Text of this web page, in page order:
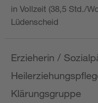
in Vollzeit (38,5 Std./
Lüdenscheid
Erzieherin /
Klärungsgruppe